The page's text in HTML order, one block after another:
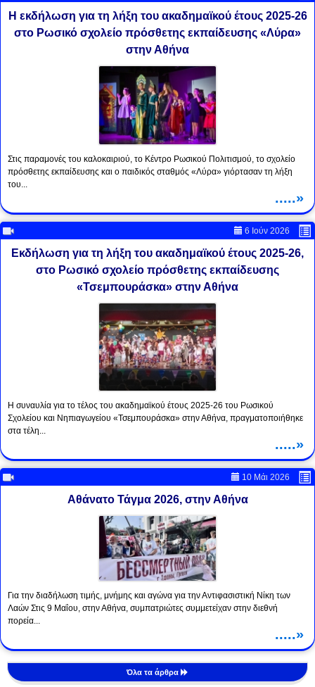
Η εκδήλωση για τη λήξη του ακαδημαϊκού έτους 2025-26
στο Ρωσικό σχολείο πρόσθετης εκπαίδευσης «Λύρα»
στην Αθήνα
Στις παραμονές του καλοκαιριού, το Κέντρο Ρωσικού Πολιτισμού, το σχολείο
πρόσθετης εκπαίδευσης και ο παιδικός σταθμός «Λύρα» γιόρτασαν τη λήξη
του...
.....»
6 Ιούν 2026
Εκδήλωση για τη λήξη του ακαδημαϊκού έτους 2025-26,
στο Ρωσικό σχολείο πρόσθετης εκπαίδευσης
«Τσεμπουράσκα» στην Αθήνα
Η συναυλία για το τέλος του ακαδημαϊκού έτους 2025-26 του Ρωσικού
Σχολείου και Νηπιαγωγείου «Τσεμπουράσκα» στην Αθήνα, πραγματοποιήθηκε
στα τέλη...
.....»
10 Μάι 2026
Αθάνατο Τάγμα 2026, στην Αθήνα
Για την διαδήλωση τιμής, μνήμης και αγώνα για την Αντιφασιστική Νίκη των
Λαών Στις 9 Μαΐου, στην Αθήνα, συμπατριώτες συμμετείχαν στην διεθνή
πορεία...
.....»
Όλα τα άρθρα